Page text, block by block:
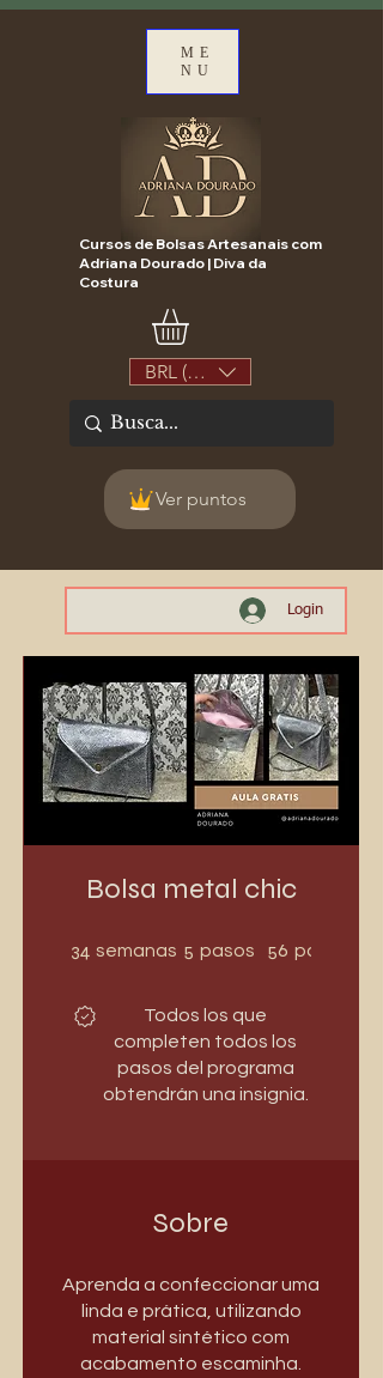
ME
NU
Cursos de Bolsas Artesanais com
Adriana Dourado | Diva da
Costura
BRL (R$)
Ver puntos
Login
Bolsa metal chic
34 semanas 34 semanas
5 pasos 5 pasos
56
Todos los que
completen todos los
pasos del programa
obtendrán una insignia.
Sobre
Aprenda a confeccionar uma
linda e prática, utilizando
material sintético com
acabamento escaminha.